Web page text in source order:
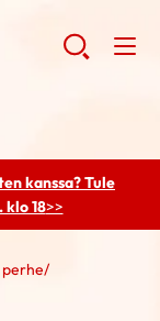
kanssa? Tule
18>>
perhe/